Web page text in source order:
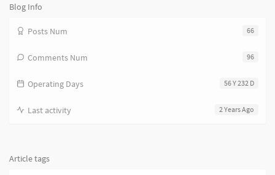
Blog Info
66
Posts Num
96
Comments Num
56 Y 232 D
Operating Days
2 Years Ago
Last activity
Article tags